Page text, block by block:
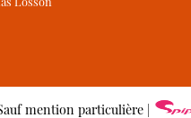
mention particulière |